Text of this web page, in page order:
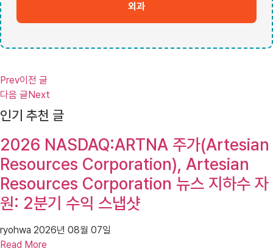
외과
Prev이전 글
다음 글Next
인기 추천 글
2026 NASDAQ:ARTNA 주가(Artesian
Resources Corporation), Artesian
Resources Corporation 뉴스 지하수 자
원: 2분기 수익 스냅샷
ryohwa 2026년 08월 07일
Read More